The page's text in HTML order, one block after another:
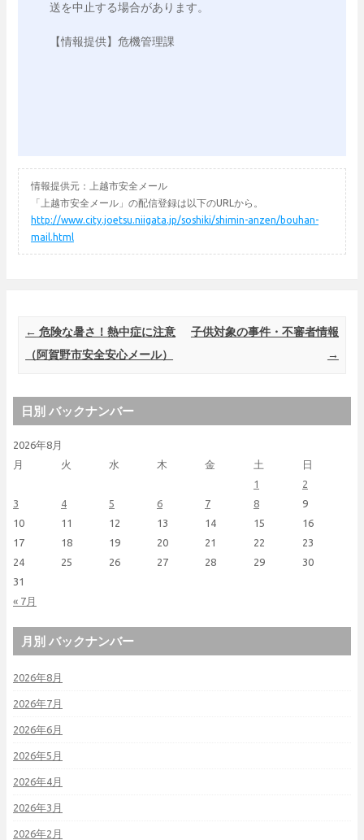
送を中止する場合があります。
【情報提供】危機管理課
情報提供元：上越市安全メール
「上越市安全メール」の配信登録は以下のURLから。
http://www.city.joetsu.niigata.jp/soshiki/shimin-anzen/bouhan-
mail.html
Post navigation
← 危険な暑さ！熱中症に注意
（阿賀野市安全安心メール）
子供対象の事件・不審者情報
→
日別 バックナンバー
2026年8月
月
火 水 木 金 土 日
« 7月
1
2
3
4 5 6 7 8
9
10
11 12 13 14 15
16
17
18 19 20 21 22
23
24
25 26 27 28 29
30
31
月別 バックナンバー
2026年8月
2026年7月
2026年6月
2026年5月
2026年4月
2026年3月
2026年2月